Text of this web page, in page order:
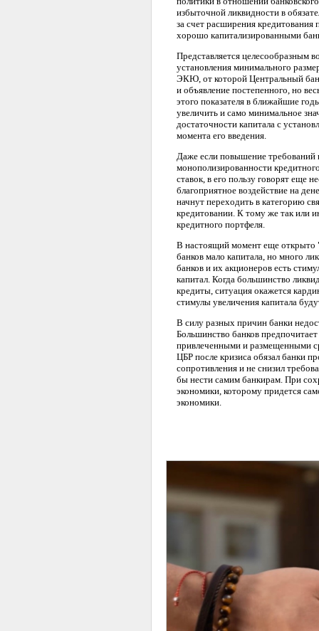
избыточной ликвидности в
за счет расширения
хорошо капитализированными
Представляется целесообразным
установления минимального
ЭКЮ, от которой Центральный
и объявление постепенного, но
этого показателя в ближайшие
увеличить и само минимальное
достаточности капитала с
момента его введения.
Даже если повышение требований
монополизированности
ставок, в его пользу говорят еще
благоприятное воздействие на
начнут переходить в категорию
кредитовании. К тому же так или
кредитного портфеля.
В настоящий момент еще открыто
банков мало капитала, но много
банков и их акционеров есть
капитал. Когда большинство
кредиты, ситуация окажется
стимулы увеличения капитала
В силу разных причин банки
Большинство банков
привлеченными и размещенными
ЦБР после кризиса обязал банки
сопротивления и не снизил
бы нести самим банкирам. При
экономики, которому придется
экономики.